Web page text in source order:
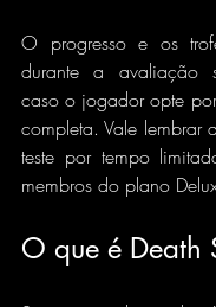
O progresso e os
durante a avaliação
caso o jogador opte
completa. Vale lembrar
teste por tempo
membros do plano
O que é Death